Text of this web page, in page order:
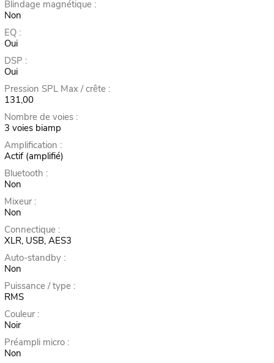
Blindage magnétique :
Non
EQ :
Oui
DSP :
Oui
Pression SPL Max / crête :
131,00
Nombre de voies :
3 voies biamp
Amplification :
Actif (amplifié)
Bluetooth :
Non
Mixeur :
Non
Connectique :
XLR, USB, AES3
Auto-standby :
Non
Puissance / type :
RMS
Couleur :
Noir
Préampli micro :
Non